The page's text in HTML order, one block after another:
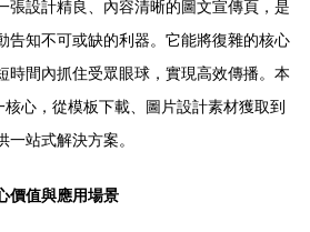
張設計精良、內容清晰的圖文宣傳頁，是
告知不可或缺的利器。它能將復雜的核心
時間內抓住受眾眼球，實現高效傳播。本
核心，從模板下載、圖片設計素材獲取到
站式解決方案。
價值與應用場景